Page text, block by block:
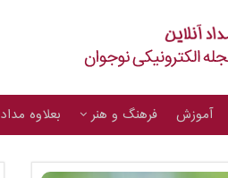
آموزش فرهنگ و هنر بعلاوه مداد